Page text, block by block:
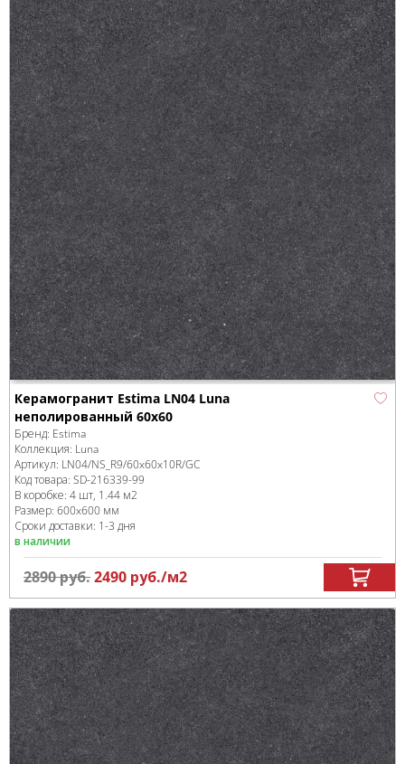
Керамогранит Estima LN04 Luna
неполированный 60x60
Бренд: Estima
Коллекция: Luna
Артикул: LN04/NS_R9/60x60x10R/GC
Код товара: SD-216339-99
В коробке: 4 шт, 1.44 м2
Размер: 600x600 мм
Сроки доставки: 1-3 дня
в наличии
2890руб.2490 руб./м2